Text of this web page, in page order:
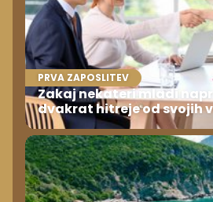
PRVA ZAPOSLITEV
Zakaj nekateri mladi
dvakrat hitreje od svojih